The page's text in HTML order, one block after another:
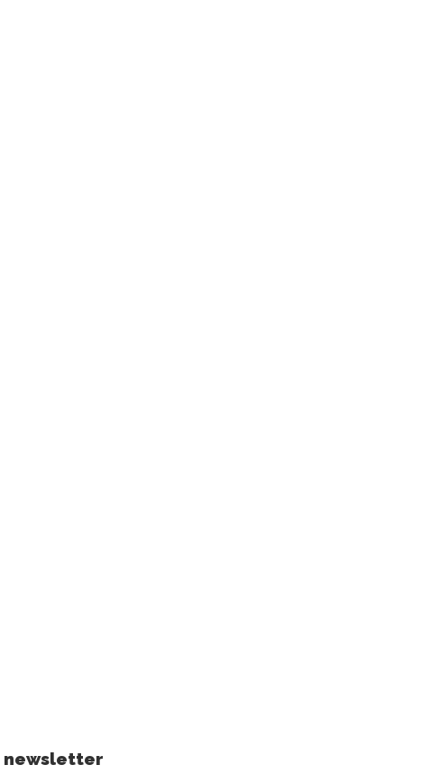
newsletter